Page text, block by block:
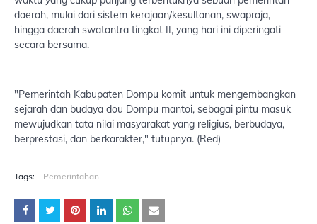
daerah, mulai dari sistem kerajaan/kesultanan, swapraja,
hingga daerah swatantra tingkat II, yang hari ini diperingati
secara bersama.
"Pemerintah Kabupaten Dompu komit untuk mengembangkan
sejarah dan budaya dou Dompu mantoi, sebagai pintu masuk
mewujudkan tata nilai masyarakat yang religius, berbudaya,
berprestasi, dan berkarakter," tutupnya. (Red)
Tags: Pemerintahan